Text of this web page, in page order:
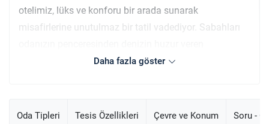
otelimiz, lüks ve konforu bir arada sunarak
misafirlerine unutulmaz bir tatil vadediyor. Sabahları
manzarasına uyanırken, güne zengin kahvaltımızla
plajımızda güneşin tadını çıkarabilirsiniz. İskelede,
Daha fazla göster
Oda Tipleri Tesis Özellikleri Çevre ve Konum Soru -